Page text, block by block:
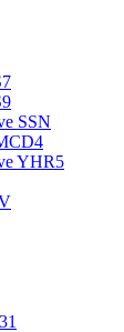
SSN
YHR5